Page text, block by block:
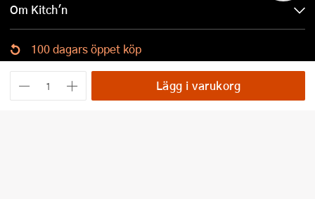
Lägg i varukorg
Om Kitch'n
100 dagars öppet köp
Ladda ned Kitch´n-appen